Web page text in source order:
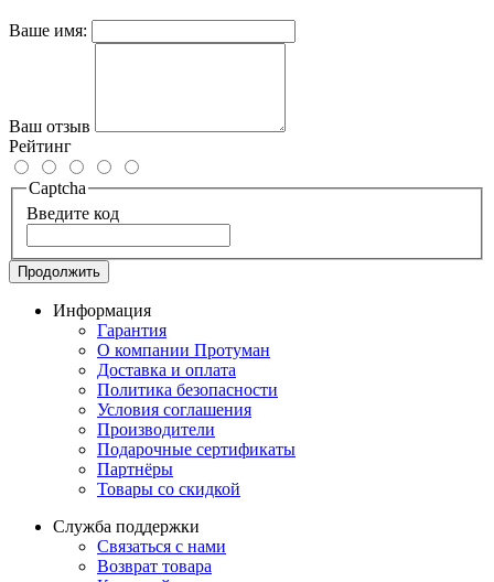
Ваше имя:
Ваш отзыв
Рейтинг
Captcha
Введите код
Продолжить
Информация
Гарантия
О компании Протуман
Доставка и оплата
Политика безопасности
Условия соглашения
Производители
Подарочные сертификаты
Партнёры
Товары со скидкой
Служба поддержки
Связаться с нами
Возврат товара